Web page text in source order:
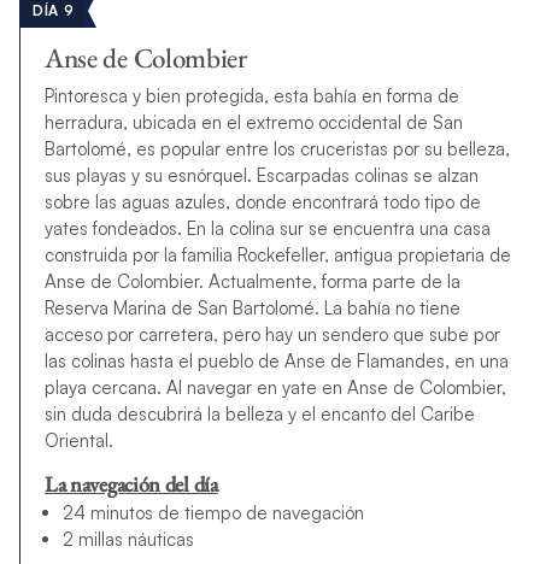
DÍA 9
Anse de Colombier
Pintoresca y bien protegida, esta bahía en forma de
herradura, ubicada en el extremo occidental de San
Bartolomé, es popular entre los cruceristas por su belleza,
sus playas y su esnórquel. Escarpadas colinas se alzan
sobre las aguas azules, donde encontrará todo tipo de
yates fondeados. En la colina sur se encuentra una casa
construida por la familia Rockefeller, antigua propietaria de
Anse de Colombier. Actualmente, forma parte de la
Reserva Marina de San Bartolomé. La bahía no tiene
acceso por carretera, pero hay un sendero que sube por
las colinas hasta el pueblo de Anse de Flamandes, en una
playa cercana. Al navegar en yate en Anse de Colombier,
sin duda descubrirá la belleza y el encanto del Caribe
Oriental.
La navegación del día
24 minutos de tiempo de navegación
2 millas náuticas